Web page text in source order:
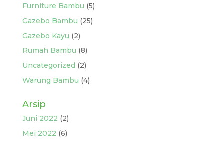
Furniture Bambu (5)
Gazebo Bambu (25)
Gazebo Kayu (2)
Rumah Bambu (8)
Uncategorized (2)
Warung Bambu (4)
Arsip
Juni 2022 (2)
Mei 2022 (6)